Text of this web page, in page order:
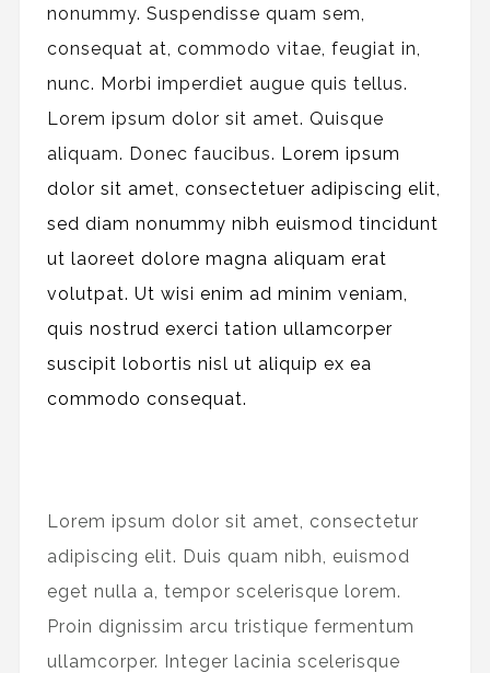
nonummy. Suspendisse quam sem,
consequat at, commodo vitae, feugiat in,
nunc. Morbi imperdiet augue quis tellus.
Lorem ipsum dolor sit amet. Quisque
aliquam. Donec faucibus. Lorem ipsum
dolor sit amet, consectetuer adipiscing elit,
sed diam nonummy nibh euismod tincidunt
ut laoreet dolore magna aliquam erat
volutpat. Ut wisi enim ad minim veniam,
quis nostrud exerci tation ullamcorper
suscipit lobortis nisl ut aliquip ex ea
commodo consequat.
Lorem ipsum dolor sit amet, consectetur
adipiscing elit. Duis quam nibh, euismod
eget nulla a, tempor scelerisque lorem.
Proin dignissim arcu tristique fermentum
ullamcorper. Integer lacinia scelerisque